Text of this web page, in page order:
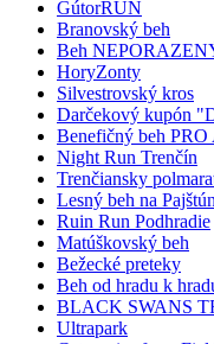
GútorRUN
Branovský beh
Beh
HoryZonty
Silvestrovský kros
Darčekový kupón
Benefičný beh
Night Run Trenčín
Trenčiansky
Lesný beh na
Ruin Run Podhradie
Matúškovský beh
Bežecké preteky
Beh od hradu k
BLACK SWANS
Ultrapark